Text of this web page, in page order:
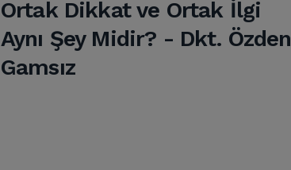
Ortak Dikkat ve Ortak İlgi
Aynı Şey Midir? - Dkt. Özden
Gamsız